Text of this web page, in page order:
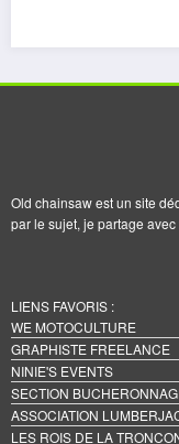
Old chainsaw est un site
par le sujet, je partage
LIENS FAVORIS :
WE MOTOCULTURE
GRAPHISTE FREELANCE
NINIE'S EVENTS
SECTION
ASSOCIATION
LES ROIS DE LA